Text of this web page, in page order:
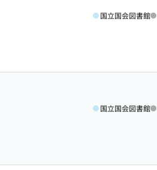
国立国会図書館
国立国会図書館